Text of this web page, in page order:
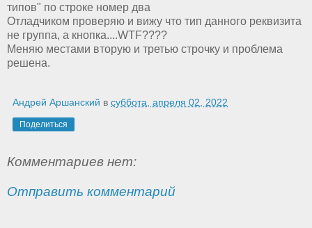
типов" по строке номер два
Отладчиком проверяю и вижу что тип данного реквизита
не группа, а кнопка....WTF????
Меняю местами вторую и третью строчку и проблема
решена.
Андрей Аршанский в суббота, апреля 02, 2022
Поделиться
Комментариев нет:
Отправить комментарий